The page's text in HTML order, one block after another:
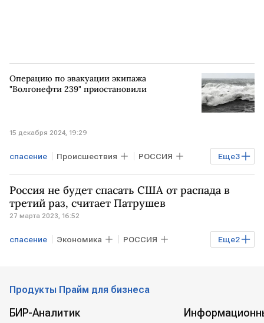
Операцию по эвакуации экипажа
"Волгонефти 239" приостановили
15 декабря 2024, 19:29
Еще3
спасение Происшествия РОССИЯ
Черное море танкер экипаж
Россия не будет спасать США от распада в
третий раз, считает Патрушев
27 марта 2023, 16:52
Еще2
спасение Экономика РОССИЯ
Продукты Прайм для бизнеса
БИР-Аналитик